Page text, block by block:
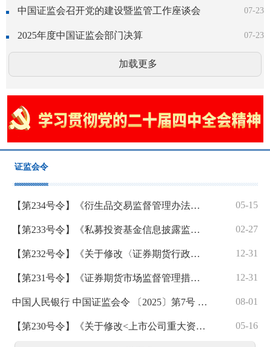
中国证监会召开党的建设暨监管工作座谈会 07-23
2025年度中国证监会部门决算 07-23
加载更多
证监会令
【第234号令】《衍生品交易监督管理办法（试行）》 05-15
【第233号令】《私募投资基金信息披露监督管理办法》 02-27
【第232号令】《关于修改〈证券期货行政执法当事人承诺制度实施规定〉的决定》 12-31
【第231号令】《证券期货市场监督管理措施实施办法》 12-31
中国人民银行 中国证监会令 〔2025〕第7号 《金融基础设施监督管理办法》 08-01
【第230号令】《关于修改<上市公司重大资产重组管理办法>的决定》 05-16